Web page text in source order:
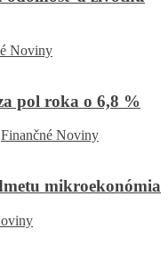
Noviny
pol roka o 6,8 %
Finančné Noviny
mikroekonómia